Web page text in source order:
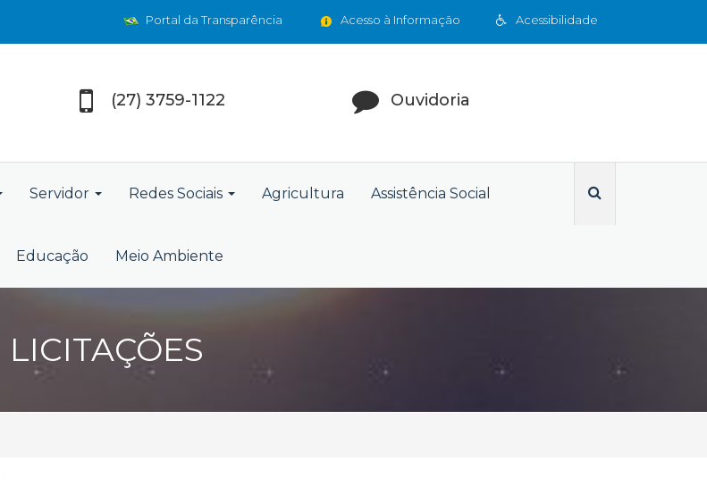
Acessibilidade
Acesso à Informação
Portal da Transparência
(27) 3759-1122 Ouvidoria
Servidor Redes Sociais Agricultura Assistência Social
Educação Meio Ambiente
LICITAÇÕES